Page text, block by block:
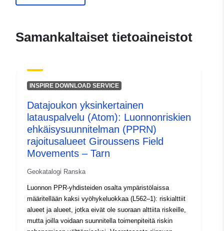
f211-4e8b-b238-
120066022-srv-ab0facef-309b-
434a-bea6-3bd660fa5c5e
Tyyppi:
Tietoaineistolinkki:
http://inspire.ec.europa.eu/
codelist/SpatialDataServiceType/
Samankaltaiset tietoaineistot
INSPIRE DOWNLOAD SERVICE
Datajoukon yksinkertainen
latauspalvelu (Atom): Luonnonriskien
ehkäisysuunnitelman (PPRN)
rajoitusalueet Giroussens Field
Movements – Tarn
Geokatalogi Ranska
Luonnon PPR-yhdisteiden osalta ympäristölaissa
määritellään kaksi vyöhykeluokkaa (L562–1): riskialttiit
alueet ja alueet, jotka eivät ole suoraan alttiita riskeille,
mutta joilla voidaan suunnitella toimenpiteitä riskin